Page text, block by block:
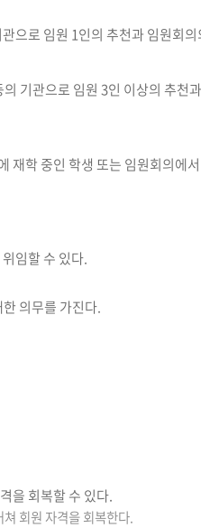
으로 임원 1인의 추천과 임원회
기관으로 임원 3인 이상의 추천
재학 중인 학생 또는 임원회의에
임할 수 있다.
의무를 가진다.
을 회복할 수 있다.
회원 자격을 회복한다.